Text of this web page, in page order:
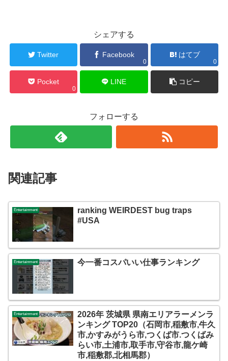
シェアする
Twitter Facebook
0
はてブ
0
Pocket
0
LINE コピー
フォローする
関連記事
Entertainment
ranking WEIRDEST bug traps
#USA
Entertainment 今一番コスパいい仕事ランキング
Entertainment
2026年 茨城県 県南エリアラーメンラ
ンキング TOP20（石岡市,稲敷市,牛久
市,かすみがうら市,つくば市.つくばみ
らい市,土浦市,取手市,守谷市,龍ケ崎
市,稲敷郡,北相馬郡）